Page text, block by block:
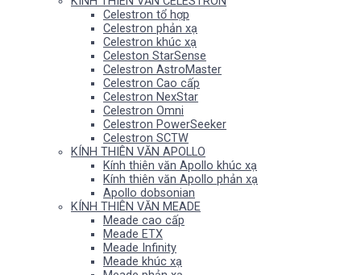
Celestron tổ hợp
Celestron phản xạ
Celestron khúc xạ
Celeston StarSense
Celestron AstroMaster
Celestron Cao cấp
Celestron NexStar
Celestron Omni
Celestron PowerSeeker
Celestron SCTW
KÍNH THIÊN VĂN APOLLO
Kính thiên văn Apollo khúc xạ
Kính thiên văn Apollo phản xạ
Apollo dobsonian
KÍNH THIÊN VĂN MEADE
Meade cao cấp
Meade ETX
Meade Infinity
Meade khúc xạ